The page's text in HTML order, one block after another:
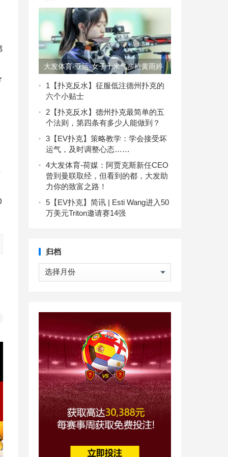
大发体育-亚运-女子十米气步枪黄雨婷
破纪录摘金 韩佳予银，大发助力你的
致富之路！
1 【扑克反水】征服低注德州扑克的
六个小贴士
2 【扑克反水】德州扑克最简单的五
个法则，第四条有多少人能做到？
3 【EV扑克】策略教学：学会接受坏
运气，及时调整心态……
4大发体育-荷媒：阿贾克斯新任CEO
曾到曼联取经，但看到的都，大发助
力你的致富之路！
5 【EV扑克】简讯 | Esti Wang进入50
万美元Triton邀请赛14强
归档
归